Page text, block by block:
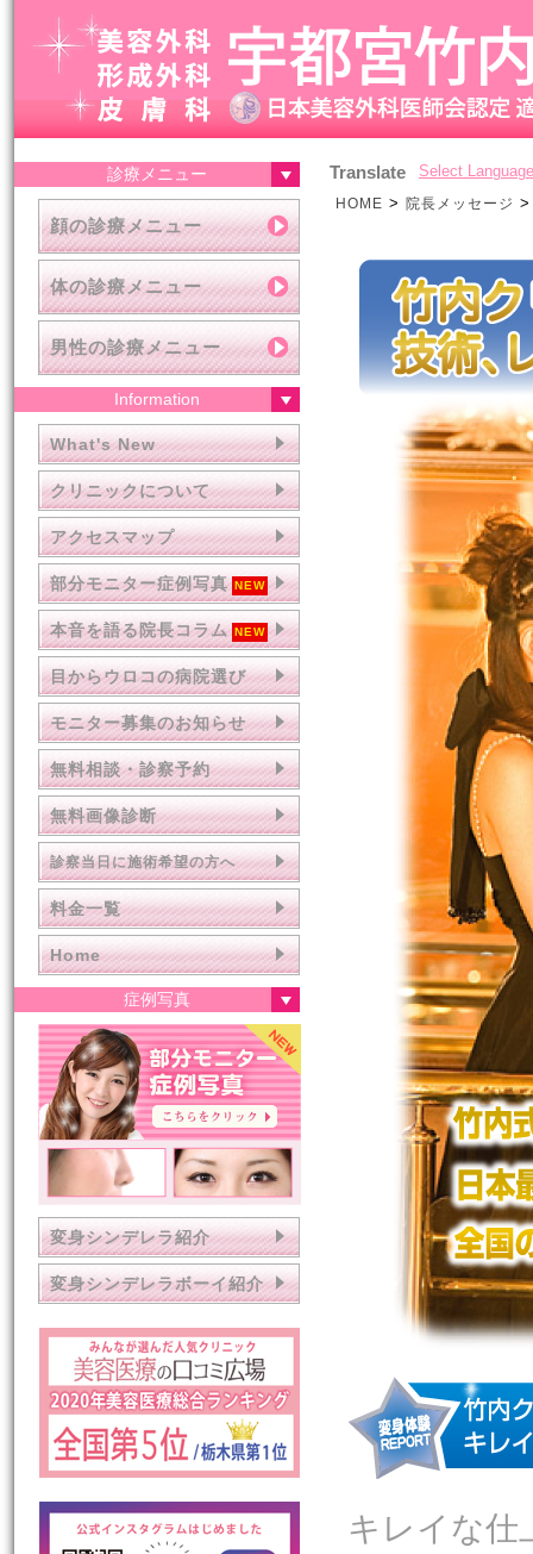
診療メニュー
顔の診療メニュー
体の診療メニュー
男性の診療メニュー
Information
What's New
クリニックについて
アクセスマップ
部分モニター症例写真
本音を語る院長コラム
目からウロコの病院選び
モニター募集のお知らせ
無料相談・診察予約
無料画像診断
診察当日に施術希望の方へ
料金一覧
Home
症例写真
変身シンデレラ紹介
変身シンデレラボーイ紹介
Translate Select Language
HOME > 院長メッセージ >
キレイな仕